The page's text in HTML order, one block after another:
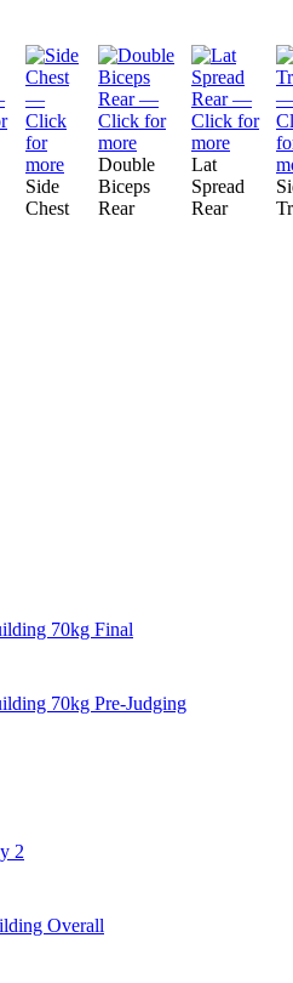
Side
Chest
Double
Biceps
Rear
Lat
Spread
Rear
70kg Final
70kg Pre-Judging
2
Overall